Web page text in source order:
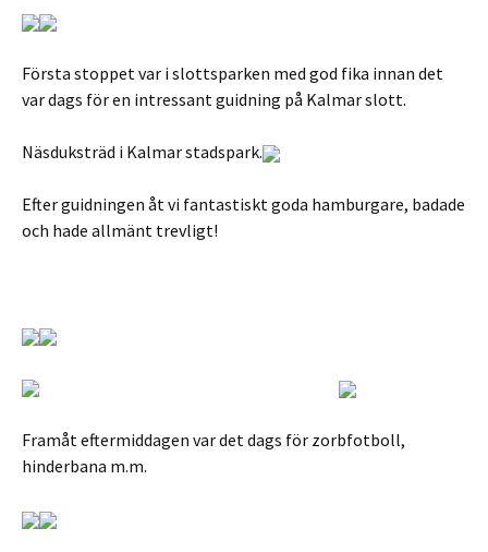
Första stoppet var i slottsparken med god fika innan det
var dags för en intressant guidning på Kalmar slott.
Näsduksträd i Kalmar stadspark.
Efter guidningen åt vi fantastiskt goda hamburgare, badade
och hade allmänt trevligt!
Framåt eftermiddagen var det dags för zorbfotboll,
hinderbana m.m.